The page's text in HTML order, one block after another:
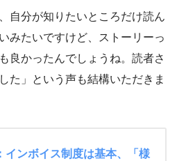
自分が知りたいところだけ読ん
みたいですけど、ストーリーっ
良かったんでしょうね。読者さ
た」という声も結構いただきま
インボイス制度は基本、「様